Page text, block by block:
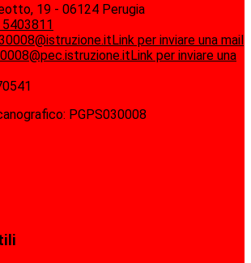
19 - 06124 Perugia
Link per inviare una mail
Link per inviare una
PGPS030008